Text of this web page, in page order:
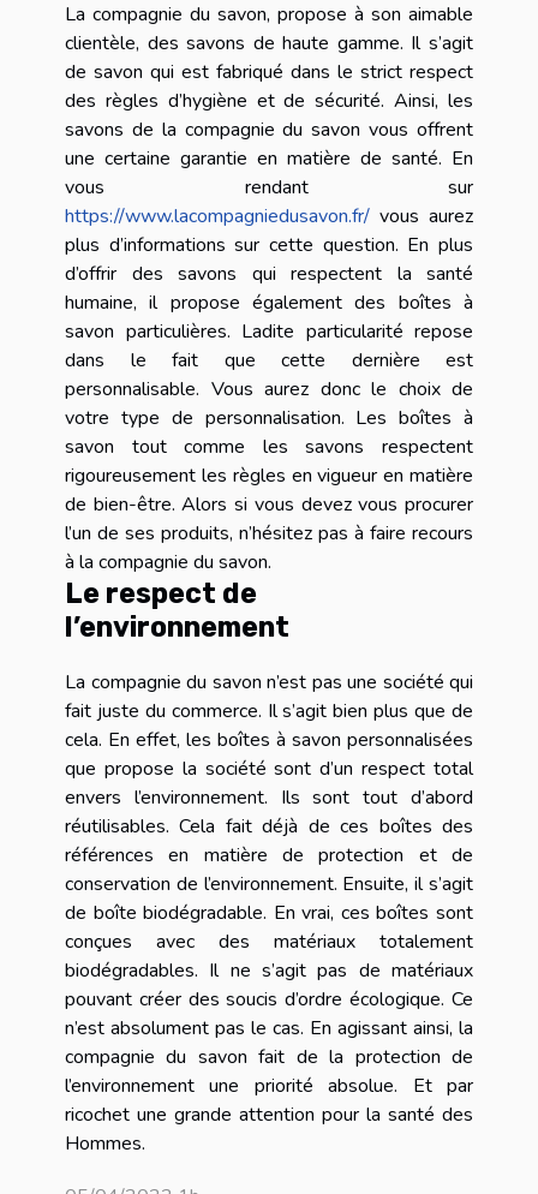
La compagnie du savon, propose à son aimable
clientèle, des savons de haute gamme. Il s’agit
de savon qui est fabriqué dans le strict respect
des règles d’hygiène et de sécurité. Ainsi, les
savons de la compagnie du savon vous offrent
une certaine garantie en matière de santé. En
vous rendant sur
https://www.lacompagniedusavon.fr/ vous aurez
plus d’informations sur cette question. En plus
d’offrir des savons qui respectent la santé
humaine, il propose également des boîtes à
savon particulières. Ladite particularité repose
dans le fait que cette dernière est
personnalisable. Vous aurez donc le choix de
votre type de personnalisation. Les boîtes à
savon tout comme les savons respectent
rigoureusement les règles en vigueur en matière
de bien-être. Alors si vous devez vous procurer
l’un de ses produits, n’hésitez pas à faire recours
à la compagnie du savon.
Le respect de
l’environnement
La compagnie du savon n’est pas une société qui
fait juste du commerce. Il s’agit bien plus que de
cela. En effet, les boîtes à savon personnalisées
que propose la société sont d’un respect total
envers l’environnement. Ils sont tout d’abord
réutilisables. Cela fait déjà de ces boîtes des
références en matière de protection et de
conservation de l’environnement. Ensuite, il s’agit
de boîte biodégradable. En vrai, ces boîtes sont
conçues avec des matériaux totalement
biodégradables. Il ne s’agit pas de matériaux
pouvant créer des soucis d’ordre écologique. Ce
n’est absolument pas le cas. En agissant ainsi, la
compagnie du savon fait de la protection de
l’environnement une priorité absolue. Et par
ricochet une grande attention pour la santé des
Hommes.